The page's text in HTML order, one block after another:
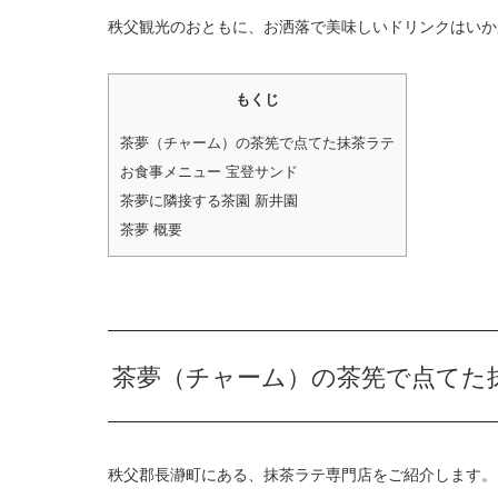
秩父観光のおともに、お洒落で美味しいドリンクはいか
もくじ
茶夢（チャーム）の茶筅で点てた抹茶ラテ
お食事メニュー 宝登サンド
茶夢に隣接する茶園 新井園
茶夢 概要
茶夢（チャーム）の茶筅で点てた
秩父郡長瀞町にある、抹茶ラテ専門店をご紹介します。